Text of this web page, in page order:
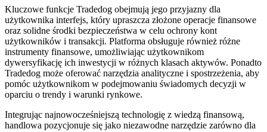
Kluczowe funkcje Tradedog obejmują jego przyjazny dla
użytkownika interfejs, który upraszcza złożone operacje finansowe
oraz solidne środki bezpieczeństwa w celu ochrony kont
użytkowników i transakcji. Platforma obsługuje również różne
instrumenty finansowe, umożliwiając użytkownikom
dywersyfikację ich inwestycji w różnych klasach aktywów. Ponadto
Tradedog może oferować narzędzia analityczne i spostrzeżenia, aby
pomóc użytkownikom w podejmowaniu świadomych decyzji w
oparciu o trendy i warunki rynkowe.
Integrując najnowocześniejszą technologię z wiedzą finansową,
handlowa pozycjonuje się jako niezawodne narzędzie zarówno dla